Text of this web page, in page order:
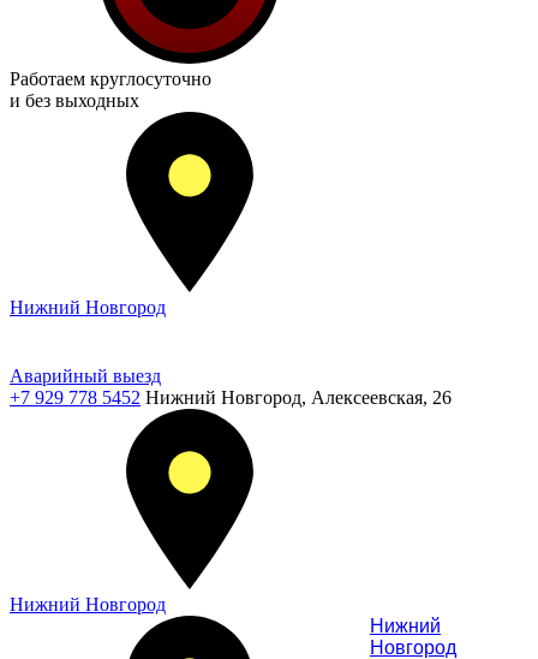
Работаем круглосуточно
и без выходных
Нижний Новгород
Аварийный выезд
+7 929 778 5452 Нижний Новгород, Алексеевская, 26
Нижний Новгород
Нижний
Новгород